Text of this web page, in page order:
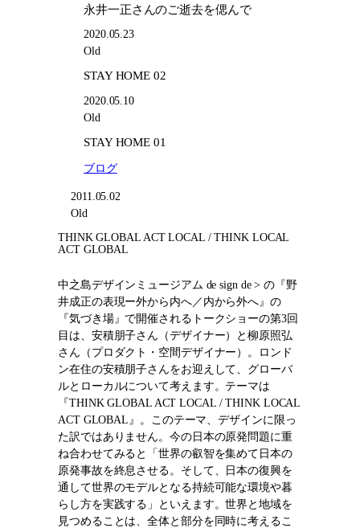
永井一正さんのご逝去を偲んで
2020.05.23
Old
STAY HOME 02
2020.05.10
Old
STAY HOME 01
ブログ
2011.05.02
Old
THINK GLOBAL ACT LOCAL / THINK LOCAL
ACT GLOBAL
中之島デザインミュージアム de sign de > の『野
井成正の表現ー外から内へ／内から外へ』の
『気づき場』で開催されるトークショーの第3回
目は、安積朋子さん（デザイナー）と柳原照弘
さん（プロダクト・空間デザイナー）。ロンド
ン在住の安積朋子さんをお迎えして、グローバ
ルとローカルについて考えます。テーマは
『THINK GLOBAL ACT LOCAL / THINK LOCAL
ACT GLOBAL』。このテーマ、デザインに限っ
た訳ではありません。今の日本の原発問題に重
ね合わせてみると「世界の叡智を集めて日本の
原発事故を終息させる。そして、日本の復興を
通して世界のモデルとなる持続可能な環境や暮
らし方を実践する」といえます。世界と地域を
見つめることは、全体と部分を同時に考えるこ